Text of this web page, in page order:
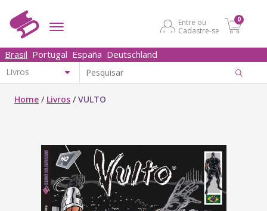
Entre ou
Cadastre-se
0
Brasil Portugal España Deutschland
Home / Livros /VULTO